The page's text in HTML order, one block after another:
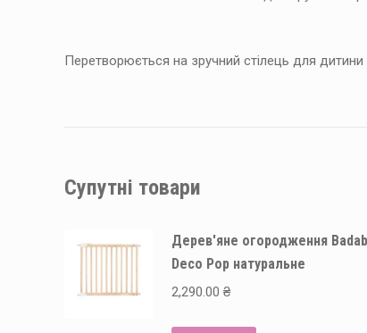
Перетворюється на зручний стілець для
Супутні товари
Дерев'яне огородження
Deco Pop натуральне
2,290.00 ₴